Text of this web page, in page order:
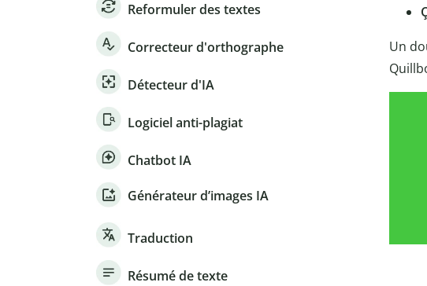
Reformuler des textes
Correcteur d'orthographe
Détecteur d'IA
Logiciel anti-plagiat
Chatbot IA
Générateur d’images IA
Traduction
Résumé de texte
Un